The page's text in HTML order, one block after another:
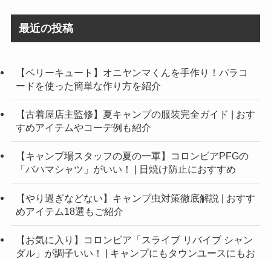
最近の投稿
【ベリーキュート】オニヤンマくんを手作り！パラコ
ードを使った簡単な作り方を紹介
【古着屋店主監修】夏キャンプの服装完全ガイド | おす
すめアイテムやコーデ例も紹介
【キャンプ場スタッフの夏の一軍】コロンビアPFGの
「バハマシャツ」がいい！ | 日焼け防止におすすめ
【やり過ぎなどない】キャンプ虫対策徹底解説 | おすす
めアイテム18選もご紹介
【お気に入り】コロンビア「スライブ リバイブ シャン
ダル」が調子いい！ | キャンプにもタウンユースにもお